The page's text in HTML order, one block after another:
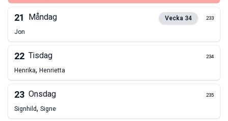
21 Måndag Vecka 34 233
Jon
22 Tisdag 234
Henrika, Henrietta
23 Onsdag 235
Signhild, Signe